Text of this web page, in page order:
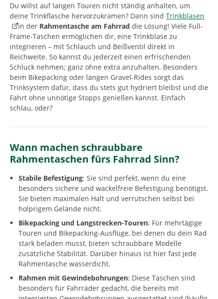
Du willst auf langen Touren nicht ständig anhalten, um
deine Trinkflasche hervorzukramen? Dann sind Trinkblasen
in der Rahmentasche am Fahrrad die Lösung! Viele Full-
Frame-Taschen ermöglichen dir, eine Trinkblase zu
integrieren – mit Schlauch und Beißventil direkt in
Reichweite. So kannst du jederzeit einen erfrischenden
Schluck nehmen; ganz ohne extra anzuhalten. Besonders
beim Bikepacking oder langen Gravel-Rides sorgt das
Trinksystem dafür, dass du stets gut hydriert bleibst und die
Fahrt ohne unnötige Stopps genießen kannst. Einfach
schlau, oder?
Wann machen schraubbare
Rahmentaschen fürs Fahrrad Sinn?
Stabile Befestigung: Sie sind perfekt, wenn du eine
besonders sichere und wackelfreie Befestigung benötigst.
Sie bieten maximalen Halt und verrutschen selbst bei
holprigem Gelände nicht.
Bikepacking und Langstrecken-Touren: Für mehrtägige
Touren und Bikepacking-Ausflüge, bei denen du dein Rad
stark beladen musst, bieten schraubbare Modelle
zusätzliche Stabilität. Darüber hinaus ist hier fast jede
Rahmentasche wasserdicht.
Rahmen mit Gewindebohrungen: Diese Taschen sind
besonders für Fahrräder gedacht, die bereits mit